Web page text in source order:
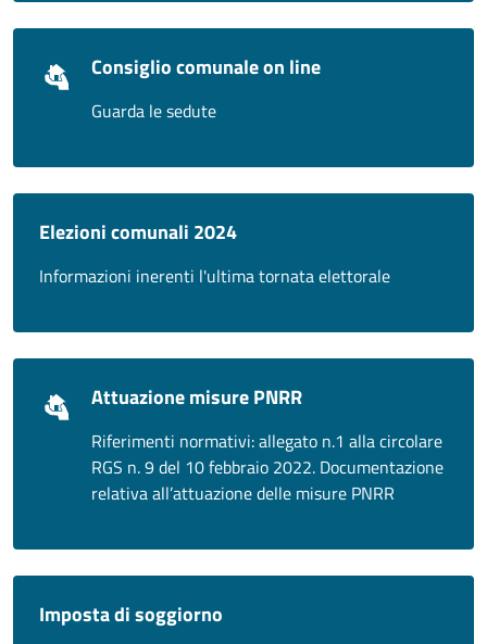
Consiglio comunale on line
Guarda le sedute
Elezioni comunali 2024
Informazioni inerenti l'ultima tornata elettorale
Attuazione misure PNRR
Riferimenti normativi: allegato n.1 alla circolare
RGS n. 9 del 10 febbraio 2022. Documentazione
relativa all’attuazione delle misure PNRR
Imposta di soggiorno